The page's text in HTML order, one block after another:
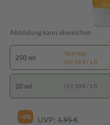
Abbildung kann abweichen
250 ml
Spartipp
(49,56 € / 1 l)
20 ml (93,50 € / 1 l)
-4% UVP: 1,95 €